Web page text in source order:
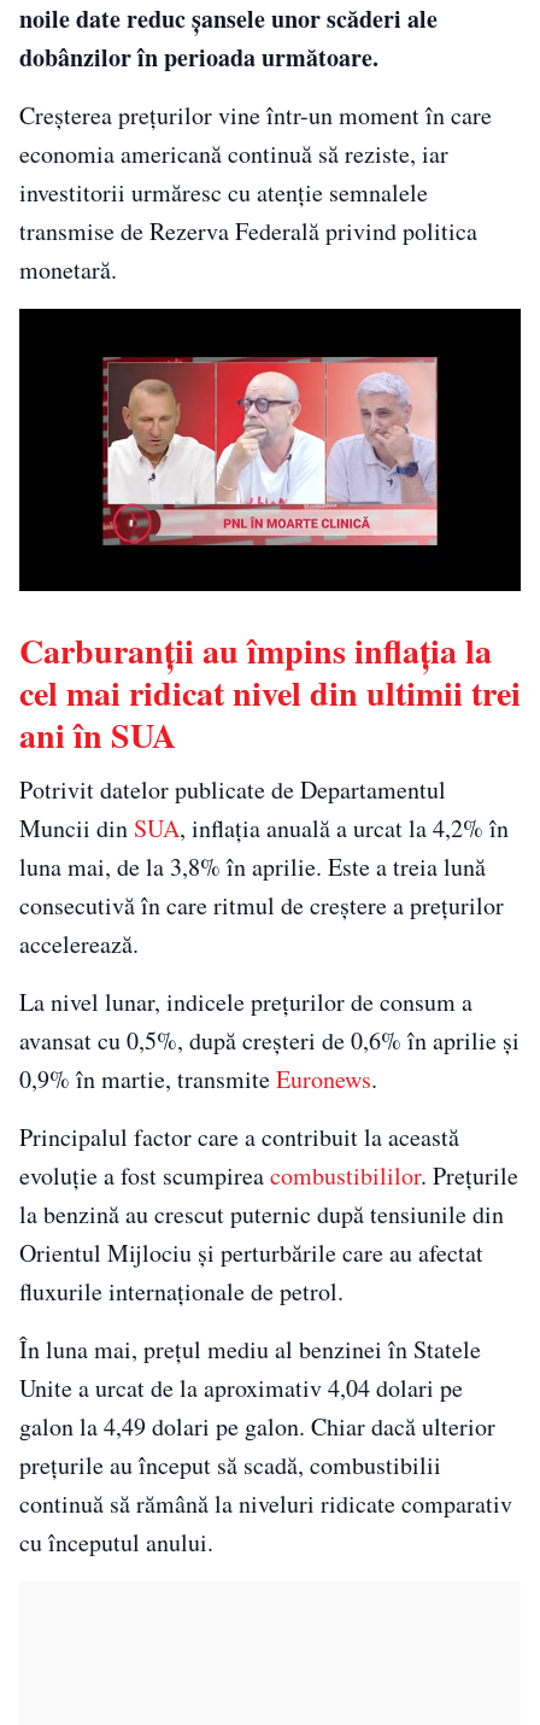
noile date reduc șansele unor scăderi ale
dobânzilor în perioada următoare.
Creșterea prețurilor vine într-un moment în care
economia americană continuă să reziste, iar
investitorii urmăresc cu atenție semnalele
transmise de Rezerva Federală privind politica
monetară.
Carburanții au împins inflația la
cel mai ridicat nivel din ultimii trei
ani în SUA
Potrivit datelor publicate de Departamentul
Muncii din SUA, inflația anuală a urcat la 4,2% în
luna mai, de la 3,8% în aprilie. Este a treia lună
consecutivă în care ritmul de creștere a prețurilor
accelerează.
La nivel lunar, indicele prețurilor de consum a
avansat cu 0,5%, după creșteri de 0,6% în aprilie și
0,9% în martie, transmiteEuronews.
Principalul factor care a contribuit la această
evoluție a fost scumpireacombustibililor. Prețurile
la benzină au crescut puternic după tensiunile din
Orientul Mijlociu și perturbările care au afectat
fluxurile internaționale de petrol.
În luna mai, prețul mediu al benzinei în Statele
Unite a urcat de la aproximativ 4,04 dolari pe
galon la 4,49 dolari pe galon. Chiar dacă ulterior
prețurile au început să scadă, combustibilii
continuă să rămână la niveluri ridicate comparativ
cu începutul anului.